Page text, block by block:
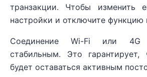
транзакции. Чтобы изменить
настройки и отключите функцию
Соединение Wi-Fi или
стабильным. Это гарантирует,
будет оставаться активным